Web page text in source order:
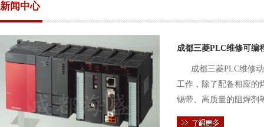
新闻中心
成都三菱PLC维修可编
成都三菱PLC维修
工作，除了配备相应的
锡带、高质量的阻焊剂
件的电路及通信电缆。